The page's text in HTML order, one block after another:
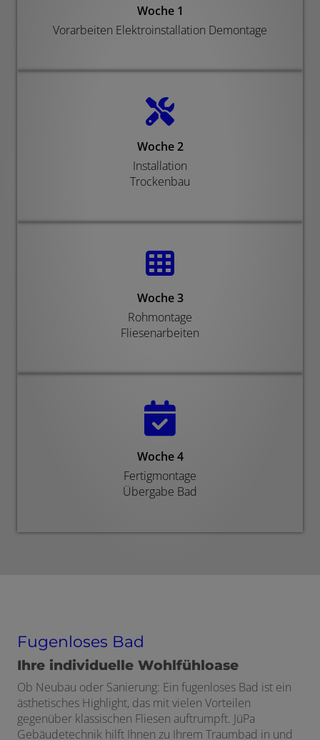
Woche 1
Vorarbeiten Elektroinstallation Demontage
Woche 2
Installation
Trockenbau
Woche 3
Rohmontage
Fliesenarbeiten
Woche 4
Fertigmontage
Übergabe Bad
Fugenloses Bad
Ihre individuelle Wohlfühloase
Ob Neubau oder Sanierung: Ein fugenloses Bad ist ein
ästhetisches Highlight, das mit vielen Vorteilen
gegenüber klassischen Fliesen auftrumpft. JüPa
Gebäudetechnik hilft Ihnen zu Ihrem Traumbad in und